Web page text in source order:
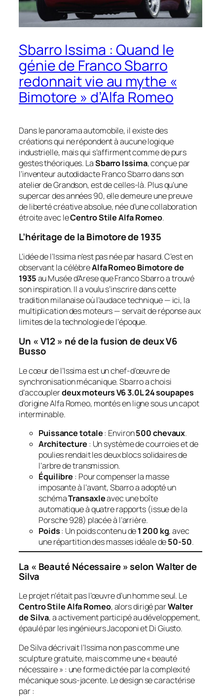
Sbarro Issima : Quand le
génie de Franco Sbarro
redonnait vie au mythe «
Bimotore » d’Alfa Romeo
Dans le panorama automobile, il existe des
créations qui ne répondent à aucune logique
industrielle, mais qui s’affirment comme de purs
gestes théoriques. LaSbarro Issima, conçue par
l’inventeur autodidacte Franco Sbarro dans son
atelier de Grandson, est de celles-là. Plus qu’une
supercar des années 90, elle demeure une preuve
de liberté créative absolue, née d’une collaboration
étroite avec leCentro Stile Alfa Romeo.
L’héritage de la Bimotore de 1935
L’idée de l’Issima n’est pas née par hasard. C’est en
observant la célèbreAlfa Romeo Bimotore de
1935au Musée d’Arese que Franco Sbarro a trouvé
son inspiration. Il a voulu s’inscrire dans cette
tradition milanaise où l’audace technique — ici, la
multiplication des moteurs — servait de réponse aux
limites de la technologie de l’époque.
Un « V12 » né de la fusion de deux V6
Busso
Le cœur de l’Issima est un chef-d’œuvre de
synchronisation mécanique. Sbarro a choisi
d’accouplerdeux moteurs V6 3.0L 24 soupapes
d’origine Alfa Romeo, montés en ligne sous un capot
interminable.
Puissance totale: Environ500 chevaux.
Architecture : Un système de courroies et de
poulies rendait les deux blocs solidaires de
l’arbre de transmission.
Équilibre : Pour compenser la masse
imposante à l’avant, Sbarro a adopté un
schémaTransaxleavec une boîte
automatique à quatre rapports (issue de la
Porsche 928) placée à l’arrière.
Poids: Un poids contenu de1 200 kg, avec
une répartition des masses idéale de50-50.
La « Beauté Nécessaire » selon Walter de
Silva
Le projet n’était pas l’œuvre d’un homme seul. Le
Centro Stile Alfa Romeo, alors dirigé parWalter
de Silva, a activement participé au développement,
épaulé par les ingénieurs Jacoponi et Di Giusto.
De Silva décrivait l’Issima non pas comme une
sculpture gratuite, mais comme une « beauté
nécessaire » : une forme dictée par la complexité
mécanique sous-jacente. Le design se caractérise
par :